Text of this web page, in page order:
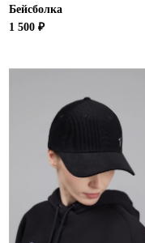
Бейсболка
1 500 ₽